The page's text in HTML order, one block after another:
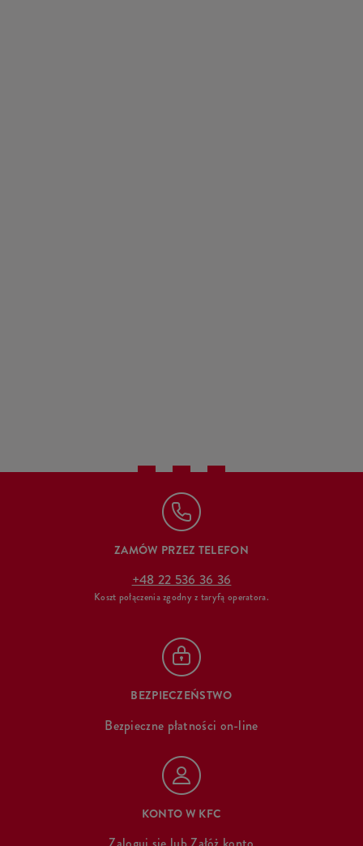
ZAMÓW PRZEZ TELEFON
+48 22 536 36 36
Koszt połączenia zgodny z taryfą operatora.
BEZPIECZEŃSTWO
Bezpieczne płatności on-line
KONTO W KFC